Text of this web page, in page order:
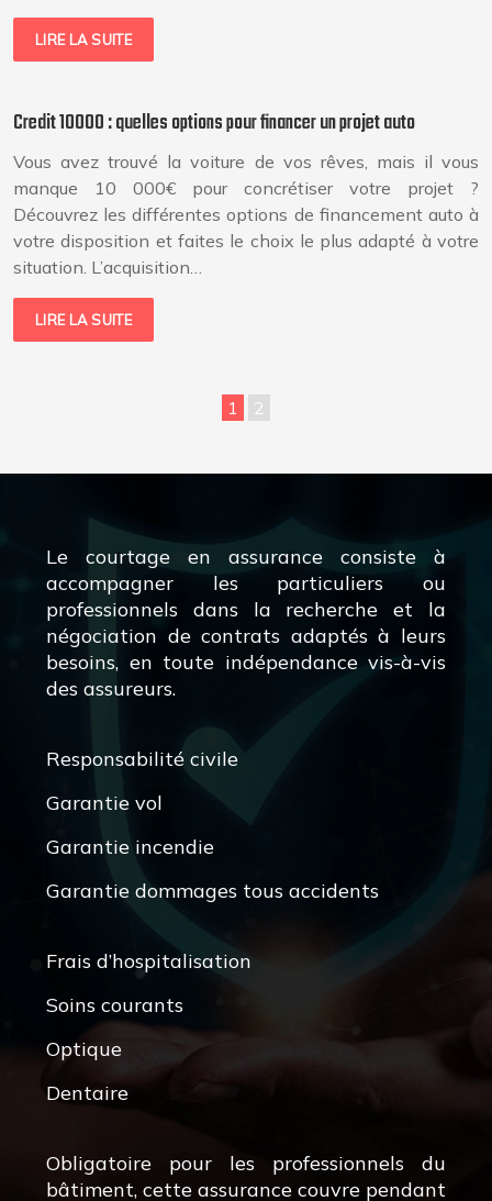
LIRE LA SUITE
Credit 10000 : quelles options pour financer un projet auto
Vous avez trouvé la voiture de vos rêves, mais il vous
manque 10 000€ pour concrétiser votre projet ?
Découvrez les différentes options de financement auto à
votre disposition et faites le choix le plus adapté à votre
situation. L’acquisition…
LIRE LA SUITE
1 2
Le courtage en assurance consiste à
accompagner les particuliers ou
professionnels dans la recherche et la
négociation de contrats adaptés à leurs
besoins, en toute indépendance vis-à-vis
des assureurs.
Responsabilité civile
Garantie vol
Garantie incendie
Garantie dommages tous accidents
Frais d’hospitalisation
Soins courants
Optique
Dentaire
Obligatoire pour les professionnels du
bâtiment, cette assurance couvre pendant